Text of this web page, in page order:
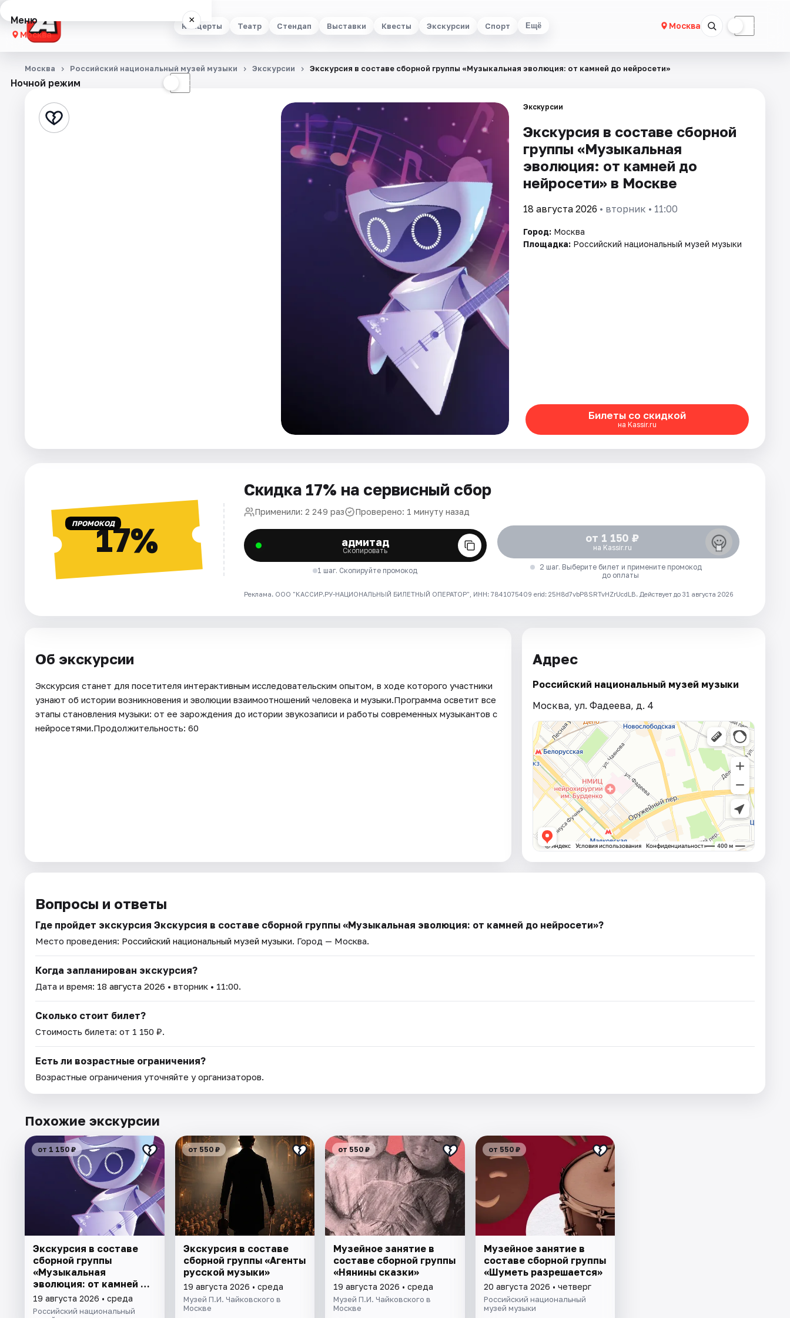
Концерты Театр Стендап Выставки Квесты Экскурсии Спорт Ещё Москва ☾
Меню ×
Москва
Концерты
Стендап
Ночной режим ☾
Москва Российский национальный музей музыки Экскурсии Экскурсия в составе сборной группы «Музыкальная эволюция: от камней до нейросeти»
Экскурсии
Экскурсия в составе сборной
группы «Музыкальная
эволюция: от камней до
нейросeти» в Москве
18 августа 2026 • вторник • 11:00
Город: Москва
Площадка: Российский национальный музей музыки
Билеты со скидкой
на Kassir.ru
ПРОМОКОД17%
Скидка 17% на сервисный сбор
Применили: 2 249 раз Проверено: 1 минуту назад
адмитад
Скопировать
1 шаг. Скопируйте промокод
от 1 150 ₽
на Kassir.ru
2 шаг. Выберите билет и примените промокод
до оплаты
Реклама. ООО "КАССИР.РУ-НАЦИОНАЛЬНЫЙ БИЛЕТНЫЙ ОПЕРАТОР", ИНН: 7841075409 erid: 25H8d7vbP8SRTvHZrUcdLB. Действует до 31 августа 2026
Об экскурсии
Экскурсия станет для посетителя интерактивным исследовательским опытом, в ходе которого участники
узнают об истории возникновения и эволюции взаимоотношений человека и музыки.Программа осветит все
этапы становления музыки: от ее зарождения до истории звукозаписи и работы современных музыкантов с
нейросетями.Продолжительность: 60
Адрес
Российский национальный музей музыки
Москва, ул. Фадеева, д. 4
Вопросы и ответы
Где пройдет экскурсия Экскурсия в составе сборной группы «Музыкальная эволюция: от камней до нейросeти»?
Место проведения: Российский национальный музей музыки. Город — Москва.
Когда запланирован экскурсия?
Дата и время: 18 августа 2026 • вторник • 11:00.
Сколько стоит билет?
Стоимость билета: от 1 150 ₽.
Есть ли возрастные ограничения?
Возрастные ограничения уточняйте у организаторов.
Похожие экскурсии
от 1 150 ₽
Экскурсия в составе
сборной группы
«Музыкальная
эволюция: от камней до
нейросeти»
19 августа 2026 • среда
Российский национальный
от 550 ₽
Экскурсия в составе
сборной группы «Агенты
русской музыки»
19 августа 2026 • среда
Музей П.И. Чайковского в
Москве
от 550 ₽
Музейное занятие в
составе сборной группы
«Нянины cкaзки»
19 августа 2026 • среда
Музей П.И. Чайковского в
Москве
от 550 ₽
Музейное занятие в
составе сборной группы
«Шуметь разрешается»
20 августа 2026 • четверг
Российский национальный
музей музыки